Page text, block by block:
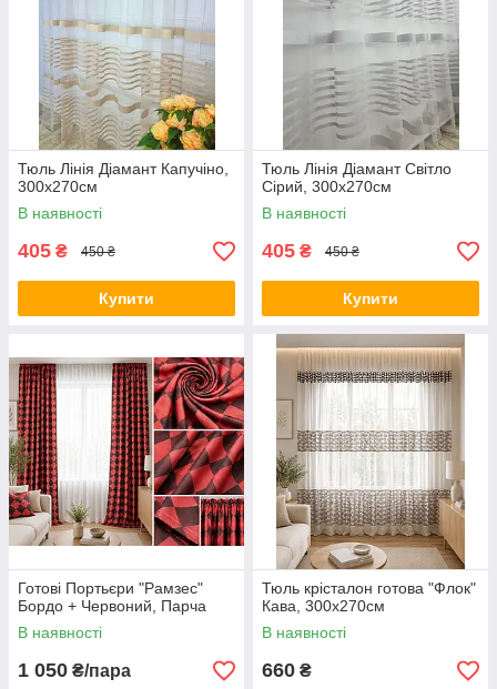
Тюль Лінія Діамант Капучіно,
300х270см
В наявності
405 ₴ 450 ₴
Купити
Тюль Лінія Діамант Світло
Сірий, 300х270см
В наявності
405 ₴ 450 ₴
Купити
Готові Портьєри "Рамзес"
Бордо + Червоний, Парча
В наявності
1 050 ₴/пара
Тюль крісталон готова "Флок"
Кава, 300х270см
В наявності
660 ₴